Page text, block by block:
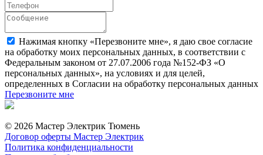
Нажимая кнопку «Перезвоните мне», я даю свое согласие
на обработку моих персональных данных, в соответствии с
Федеральным законом от 27.07.2006 года №152-ФЗ «О
персональных данных», на условиях и для целей,
определенных в Согласии на обработку персональных данных
Перезвоните мне
© 2026 Мастер Электрик Тюмень
Договор оферты Мастер Электрик
Политика конфиденциальности